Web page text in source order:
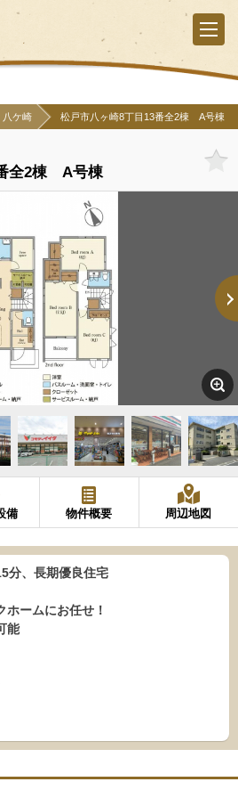
八ケ崎 松戸市八ヶ崎8丁目13番全2棟 A号棟
全2棟 A号棟
備 物件概要 周辺地図
分、長期優良住宅
ホームにお任せ！
能